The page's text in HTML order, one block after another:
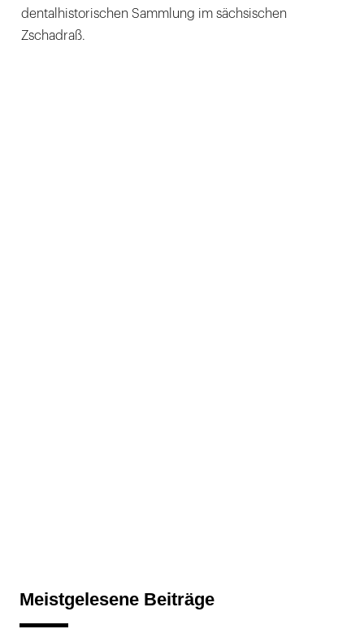
dentalhistorischen Sammlung im sächsischen
Zschadraß.
Meistgelesene Beiträge